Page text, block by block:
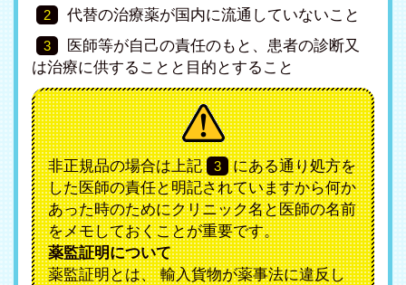
2 代替の治療薬が国内に流通していないこと
3
医師等が自己の責任のもと、患者の診断又
は治療に供することと目的とすること
非正規品の場合は上記 3
にある通り処方を
した医師の責任と明記されていますから何か
あった時のためにクリニック名と医師の名前
をメモしておくことが重要です。
薬監証明について
薬監証明とは、 輸入貨物が薬事法に違反し